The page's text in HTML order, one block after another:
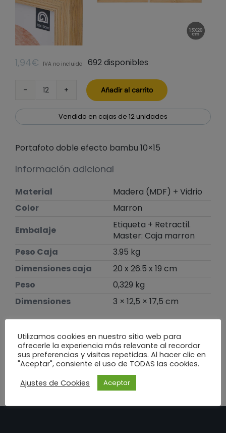
1,94€ IVA no incluido 692 disponibles
Portafoto
efecto
bambu
cantidad
Añadir al carrito
Vendido en cajas de 12 unidades
Portafoto doble efecto bambu 10×15
Información adicional
Material
Madera (MDF) + Vidrio
Color
Marron
Embalaje
Etiqueta + Retractil.
Master: Caja marron
Peso Caja
3.95 kg
Dimensiones caja
20 x 26.5 x 19 cm
Peso
0,329 kg
Dimensiones
3 × 12,5 × 17,5 cm
Te puede interesar
Utilizamos cookies en nuestro sitio web para
ofrecerle la experiencia más relevante al recordar
sus preferencias y visitas repetidas. Al hacer clic en
"Aceptar", consiente el uso de TODAS las cookies.
Ajustes de Cookies
Aceptar